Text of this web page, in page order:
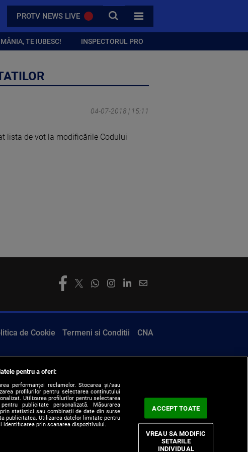
PROTV NEWS LIVE CAUTA
TOATE CATEGORIILE
TE IUBESC! INSPECTORUL PRO
04-07-2018 | 15:11
lista de vot la modificările Codului
de Cookie Termeni si Conditii CNA
pentru a oferi:
performanței reclamelor. Stocarea și/sau
profilurilor pentru selectarea conținutului
Utilizarea profilurilor pentru selectarea
publicitate personalizată. Măsurarea
statistici sau combinații de date din surse
publicitatea. Utilizarea datelor limitate pentru
prin scanarea dispozitivului.
ACCEPT TOATE
VREAU SA MODIFIC
SETARILE
INDIVIDUAL